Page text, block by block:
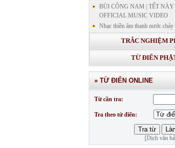
BÙI CÔNG NAM | TẾT NÀY
OFFICIAL MUSIC VIDEO
Nhạc thiền âm thanh nước
Nhạc thiền lặng tâm
KINH BẢN NGUYỆN
LƯU LY QUANG NHƯ LAI"
GIẢNG GIẢI KINH DƯỢC
GIẢI KINH BẢN NGUYỆN
SƯ LƯU LY QUANG NHƯ
GIẢNG GIẢI KINH DƯỢC
TRẮC NGHIỆM
TỪ ĐIỂN
» TỪ ĐIỂN ONLINE
Từ cần tra:
Tra theo từ điển:
[Dịch văn